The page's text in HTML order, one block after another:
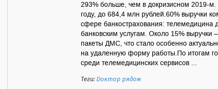
293% больше, чем в докризисном 2019-м.
году, до 684,4 млн рублей.60% выручки
сфере банкострахования: телемедицина
банковским услугам. Около 15% выручки
пакеты ДМС, что стало особенно
на удаленную форму работы.По итогам
среди телемедицинских сервисов ...
Теги:Доктор рядом